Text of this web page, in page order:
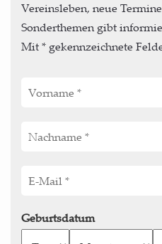
Vereinsleben, neue
Sonderthemen gibt
Mit * gekennzeichnete
Geburtsdatum